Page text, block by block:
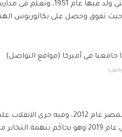
حفظ القرآن الكريم في قرية العُدوة بمحافظة الشرقية
غطاء خروج شعبي “مخدوم” في جزء كبير منه، وفيه توفي عام